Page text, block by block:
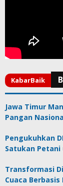
Jawa Timur
Pangan
Pengukuhkan
Satukan
Transformasi
Cuaca Berbasis